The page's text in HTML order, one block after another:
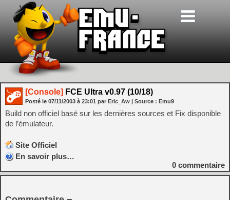
[Console] FCE Ultra v0.97 (10/18)
Posté le 07/11/2003 à 23:01 par Eric_Aw | Source : Emu9
Build non officiel basé sur les dernières sources et Fix disponible
de l’émulateur.
Site Officiel
En savoir plus…
0 commentaire